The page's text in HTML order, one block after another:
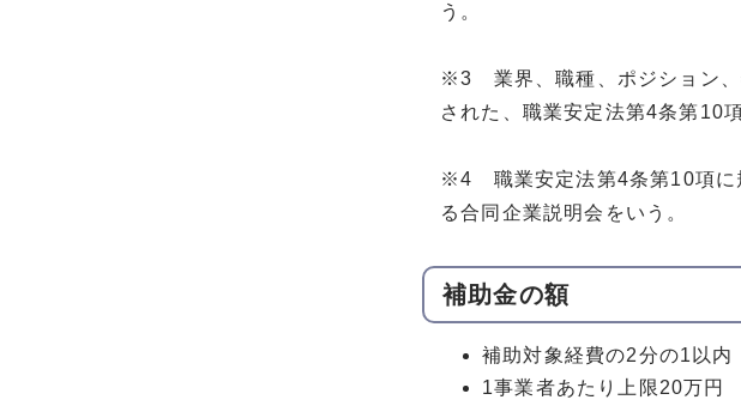
う。
※3 業界、職種、ポジション、
された、職業安定法第4条第10
※4 職業安定法第4条第10項に
る合同企業説明会をいう。
補助金の額
補助対象経費の2分の1以内
1事業者あたり上限20万円